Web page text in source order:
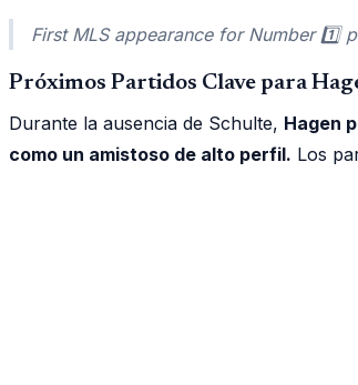
First MLS appearance for Number 1️⃣
Próximos Partidos Clave para
Durante la ausencia de Schulte, Hagen
como un amistoso de alto perfil. Los